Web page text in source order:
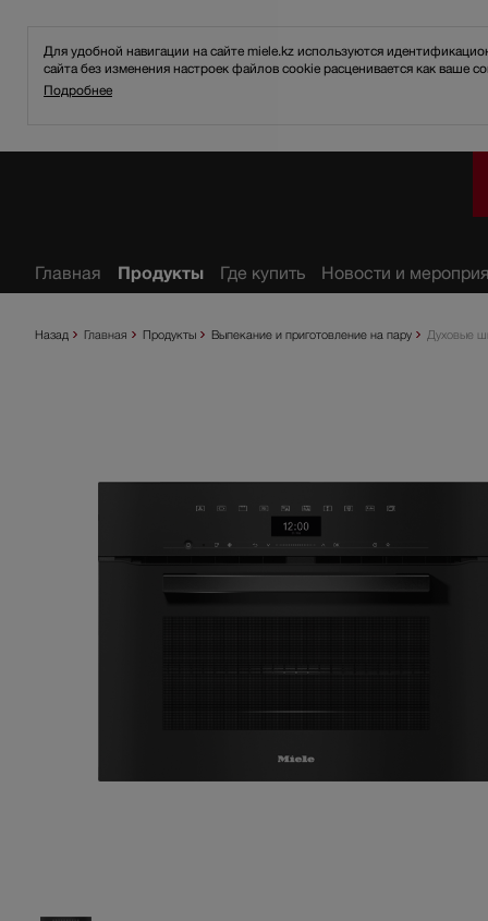
Для удобной навигации на сайте miele.kz используются
сайта без изменения настроек файлов cookie расценивается как ваше
Подробнее
Назад Главная Продукты Выпекание и приготовление на пару Духовые
Главная Продукты Где купить Новости и